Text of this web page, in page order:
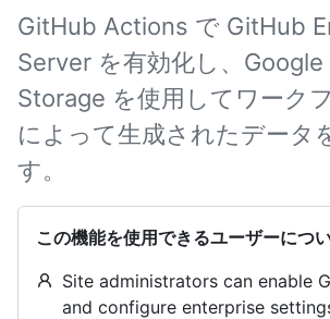
GitHub Actions で GitHub
Server を有効化し、Google
Storage を使用してワーク
によって生成されたデータ
す。
この機能を使用できるユーザーにつ
Site administrators can enable
and configure enterprise